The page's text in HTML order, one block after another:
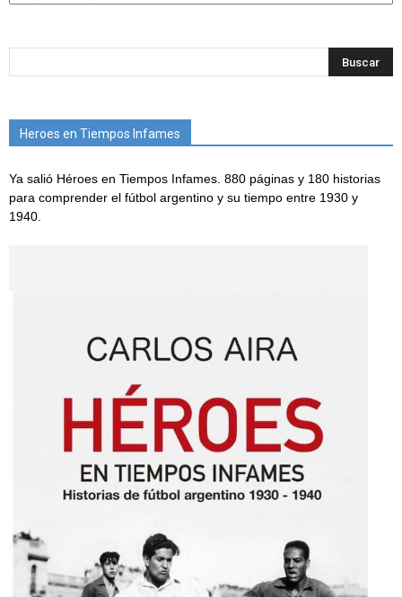
Heroes en Tiempos Infames
Ya salió Héroes en Tiempos Infames. 880 páginas y 180 historias
para comprender el fútbol argentino y su tiempo entre 1930 y
1940.